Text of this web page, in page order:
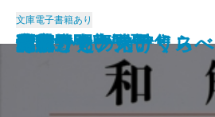
猟銃・闘牛
ヴェルレーヌ詩集
草枕
斜陽
高村光太郎詩集
歌行燈・高野聖
土
真実一路
老妓抄
坊っちゃん
文庫電子書籍あり
和解
ヰタ・セクスアリス
出家とその弟子
にごりえ・たけくらべ
武蔵野
白痴
青年
雁
それから
門